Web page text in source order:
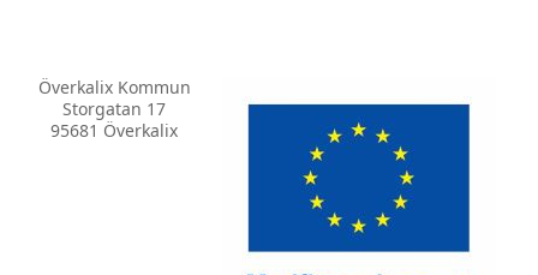
Överkalix Kommun
Storgatan 17
95681 Överkalix